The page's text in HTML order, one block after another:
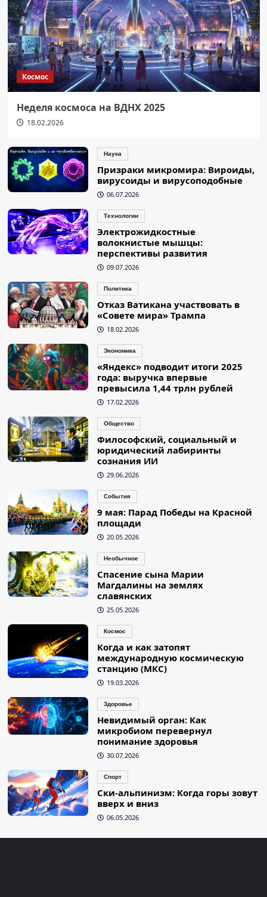
Космос
Неделя космоса на ВДНХ 2025
18.02.2026
Наука
Призраки микромира: Вироиды,
вирусоиды и вирусоподобные
06.07.2026
Технологии
Электрожидкостные
волокнистые мышцы:
перспективы развития
09.07.2026
Политика
Отказ Ватикана участвовать в
«Совете мира» Трампа
18.02.2026
Экономика
«Яндекс» подводит итоги 2025
года: выручка впервые
превысила 1,44 трлн рублей
17.02.2026
Общество
Философский, социальный и
юридический лабиринты
сознания ИИ
29.06.2026
События
9 мая: Парад Победы на Красной
площади
20.05.2026
Необычное
Спасение сына Марии
Магдалины на землях
славянских
25.05.2026
Космос
Когда и как затопят
международную космическую
станцию (МКС)
19.03.2026
Здоровье
Невидимый орган: Как
микробиом перевернул
понимание здоровья
30.07.2026
Спорт
Ски-альпинизм: Когда горы зовут
вверх и вниз
06.05.2026